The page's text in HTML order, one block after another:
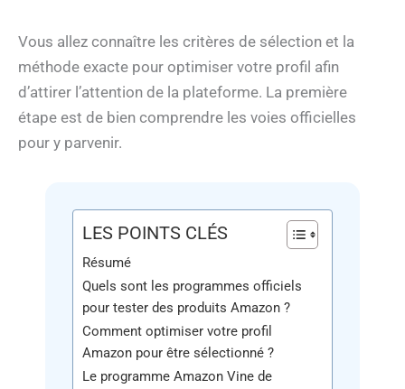
Vous allez connaître les critères de sélection et la
méthode exacte pour optimiser votre profil afin
d’attirer l’attention de la plateforme. La première
étape est de bien comprendre les voies officielles
pour y parvenir.
LES POINTS CLÉS
Résumé
Quels sont les programmes officiels
pour tester des produits Amazon ?
Comment optimiser votre profil
Amazon pour être sélectionné ?
Le programme Amazon Vine de